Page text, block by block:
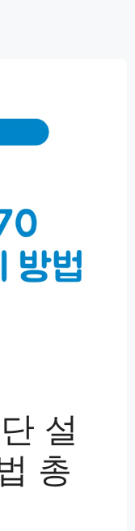
설
총